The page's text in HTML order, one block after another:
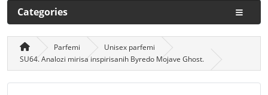
Categories
Parfemi
Unisex parfemi
SU64. Analozi mirisa inspirisanih Byredo Mojave Ghost.